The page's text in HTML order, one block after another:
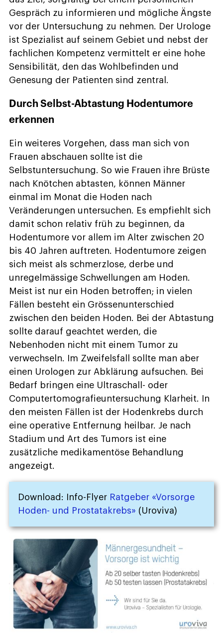
Gespräch zu informieren und mögliche Ängste
vor der Untersuchung zu nehmen. Der Urologe
ist Spezialist auf seinem Gebiet und nebst der
fachlichen Kompetenz vermittelt er eine hohe
Sensibilität, den das Wohlbefinden und
Genesung der Patienten sind zentral.
Durch Selbst-Abtastung Hodentumore
erkennen
Ein weiteres Vorgehen, dass man sich von
Frauen abschauen sollte ist die
Selbstuntersuchung. So wie Frauen ihre Brüste
nach Knötchen abtasten, können Männer
einmal im Monat die Hoden nach
Veränderungen untersuchen. Es empfiehlt sich
damit schon relativ früh zu beginnen, da
Hodentumore vor allem im Alter zwischen 20
bis 40 Jahren auftreten. Hodentumore zeigen
sich meist als schmerzlose, derbe und
unregelmässige Schwellungen am Hoden.
Meist ist nur ein Hoden betroffen; in vielen
Fällen besteht ein Grössenunterschied
zwischen den beiden Hoden. Bei der Abtastung
sollte darauf geachtet werden, die
Nebenhoden nicht mit einem Tumor zu
verwechseln. Im Zweifelsfall sollte man aber
einen Urologen zur Abklärung aufsuchen. Bei
Bedarf bringen eine Ultraschall- oder
Computertomografieuntersuchung Klarheit. In
den meisten Fällen ist der Hodenkrebs durch
eine operative Entfernung heilbar. Je nach
Stadium und Art des Tumors ist eine
zusätzliche medikamentöse Behandlung
angezeigt.
Download: Info-Flyer Ratgeber «Vorsorge
Hoden- und Prostatakrebs» (Uroviva)